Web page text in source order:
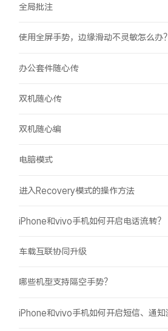
全局批注
使用全屏手势，边缘滑动不灵敏怎么办？
办公套件随心传
双机随心传
双机随心编
电脑模式
进入Recovery模式的操作方法
iPhone和vivo手机如何开启电话流转？
车载互联协同升级
哪些机型支持隔空手势？
iPhone和vivo手机如何开启短信、通